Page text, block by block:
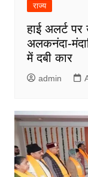
राज्य
हाई अलर्ट
अलकनंदा-
में दबी कार
admin